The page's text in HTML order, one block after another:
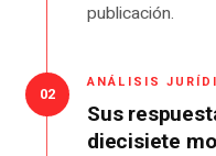
publicación.
02
ANÁLISIS
Sus
diecisiete